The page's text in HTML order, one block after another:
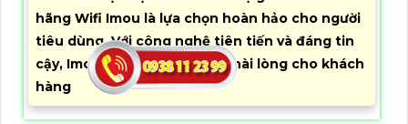
hãng Wifi Imou là lựa chọn hoàn hảo cho người
tiêu dùng. Với công nghệ tiên tiến và đáng tin
cậy, Imou luôn mang đến sự hài lòng cho khách
hàng